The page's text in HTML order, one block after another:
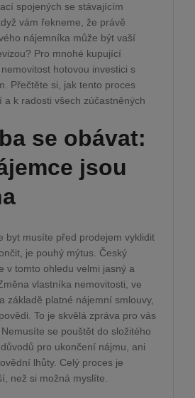
spojených se stávajícím
vám řekneme, že právě
nájemníka může být vaší
Pro mnohé kupující
hotovou investici s
Přečtěte si, jak tento proces
a k radosti všech zúčastněných
se obávat:
jsou
byt musíte před prodejem vyklidit
je pouhý mýtus. Český
v tomto ohledu velmi jasný a
vlastníka nemovitosti, ve
základě platné nájemní smlouvy,
To je skvělá zpráva pro vás
se pouštět do složitého
pro ukončení nájmu, ani
lhůty. Celý proces je
než si možná myslíte.